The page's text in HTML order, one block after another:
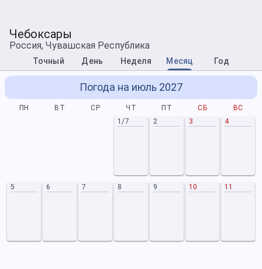
Чебоксары
Россия, Чувашская Республика
Точный День Неделя Месяц Год
Погода на июль 2027
ПН ВТ СР ЧТ ПТ СБ
ВС
1/7
2 3 4
5 6 7 8 9 10 11